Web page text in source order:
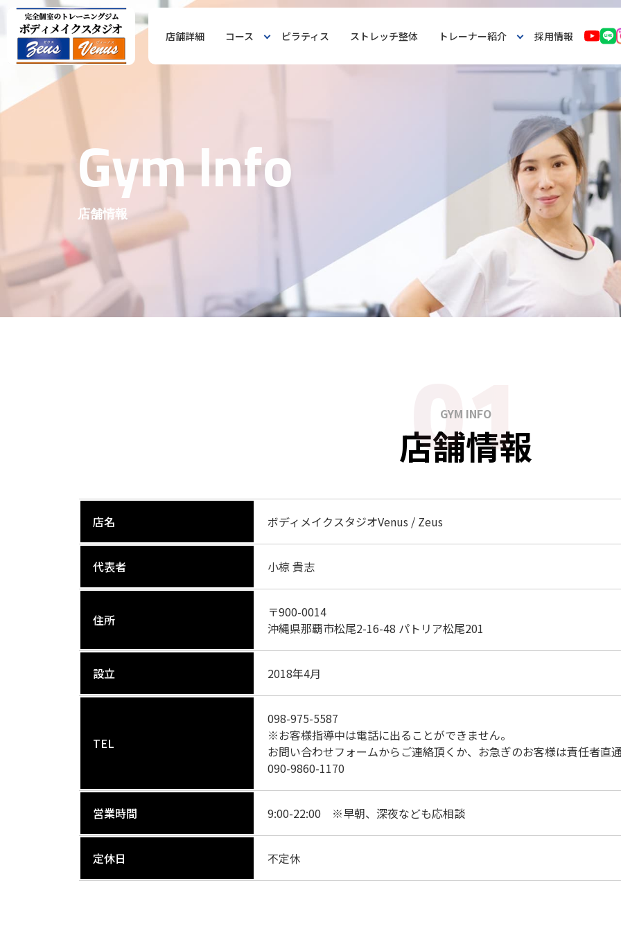
店舗詳細 コース ピラティス ストレッチ整体 トレーナー紹介 採用情報
GymInfo
店舗情報
GYM INFO
店舗情報
店名 ボディメイクスタジオVenus / Zeus
代表者 小椋 貴志
住所
〒900-0014
沖縄県那覇市松尾2-16-48 パトリア松尾201
設立 2018年4月
TEL
098-975-5587
※お客様指導中は電話に出ることができません。
お問い合わせフォームからご連絡頂くか、お急ぎのお客様は責任者直
090-9860-1170
営業時間 9:00-22:00 ※早朝、深夜なども応相談
定休日 不定休